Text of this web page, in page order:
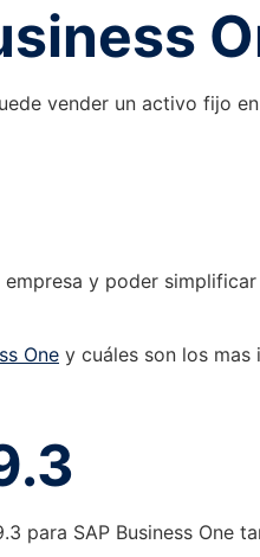
vender un activo fijo en
y poder
One y cuáles son los mas
para SAP Business One